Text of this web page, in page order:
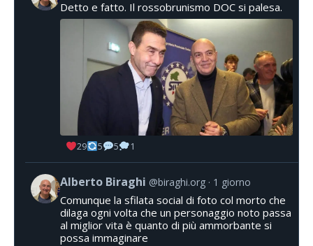
Detto e fatto. Il rossobrunismo DOC si palesa.
29 5 5 1
Alberto Biraghi @biraghi.org 1 giorno
Comunque la sfilata social di foto col morto che
dilaga ogni volta che un personaggio noto passa
al miglior vita è quanto di più ammorbante si
possa immaginare